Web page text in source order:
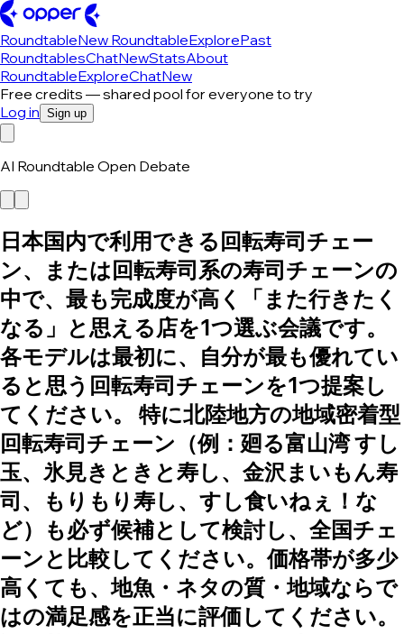
RoundtableNew RoundtableExplorePast
RoundtablesChatNewStatsAbout
RoundtableExploreChatNew
Free credits — shared pool for everyone to try
Log in Sign up
AI Roundtable Open Debate
日本国内で利用できる回転寿司チェー
ン、または回転寿司系の寿司チェーンの
中で、最も完成度が高く「また行きたく
なる」と思える店を1つ選ぶ会議です。
各モデルは最初に、自分が最も優れてい
ると思う回転寿司チェーンを1つ提案し
てください。 特に北陸地方の地域密着型
回転寿司チェーン（例：廻る富山湾 すし
玉、氷見きときと寿し、金沢まいもん寿
司、もりもり寿し、すし食いねぇ！な
ど）も必ず候補として検討し、全国チェ
ーンと比較してください。価格帯が多少
高くても、地魚・ネタの質・地域ならで
はの満足感を正当に評価してください。